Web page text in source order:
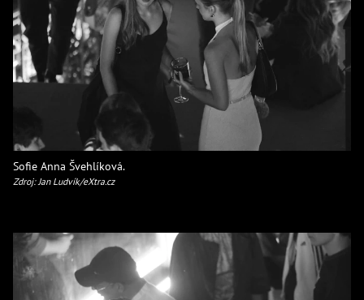
Sofie Anna Švehlíková.
Zdroj: Jan Ludvík/eXtra.cz